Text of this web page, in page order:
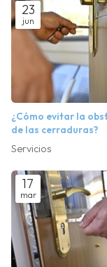
23
jun
¿Cómo evitar la
de las cerraduras?
Servicios
17
mar